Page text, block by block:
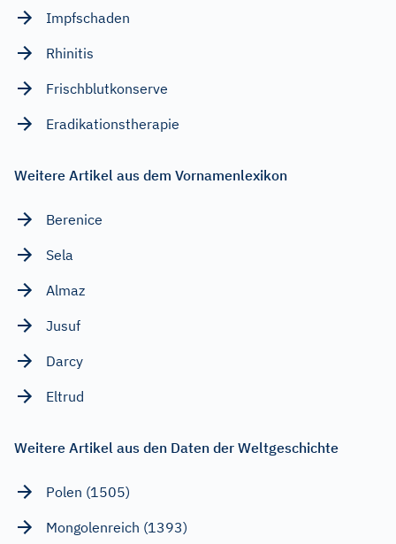
Impfschaden
Rhinitis
Frischblutkonserve
Eradikationstherapie
Weitere Artikel aus dem Vornamenlexikon
Berenice
Sela
Almaz
Jusuf
Darcy
Eltrud
Weitere Artikel aus den Daten der Weltgeschichte
Polen (1505)
Mongolenreich (1393)